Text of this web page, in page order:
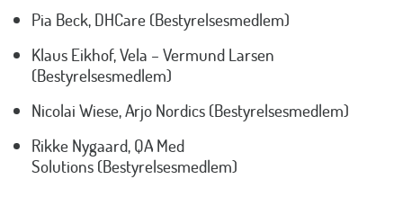
Pia Beck, DHCare (Bestyrelsesmedlem)
Klaus Eikhof, Vela – Vermund Larsen
(Bestyrelsesmedlem)
Nicolai Wiese, Arjo Nordics (Bestyrelsesmedlem)
Rikke Nygaard, QA Med
Solutions (Bestyrelsesmedlem)